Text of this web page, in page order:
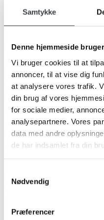
Samtykke
Denne hjemmeside
Vi bruger cookies til at
annoncer, til at vise dig
at analysere vores trafik.
din brug af vores
for sociale medier,
analysepartnere. Vores
data med andre
de har indsamlet fra din
Nødvendig
Præferencer
Betonex
Materiale
giver en rå betonlook med
støbemasse af knust marmor
og kunststof.
Bordpladetykkelse
Standardtykkelsen er 23 mm.
rådgivning.
Rengøring
Rengør med milde
fjernes med eddike, pletter med
vedligeholdes med Marmorline
Farver
Alle produkter er håndlavede,